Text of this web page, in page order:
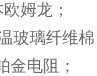
姆龙；
玻璃纤维
金电阻；